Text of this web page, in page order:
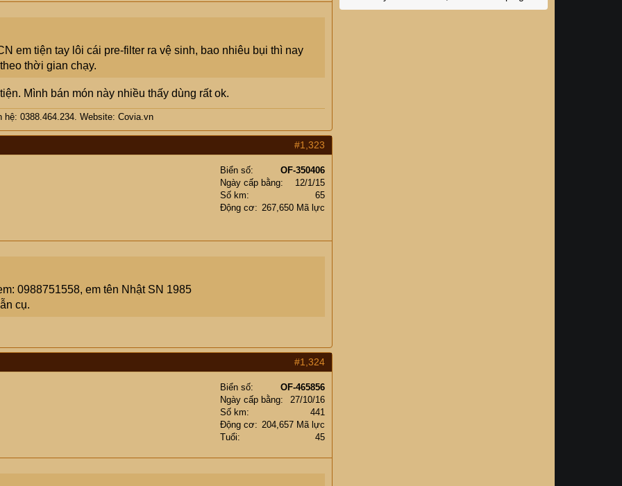
em tiện tay lôi cái pre-filter ra vệ sinh, bao nhiêu bụi thì nay
thời gian chạy.
Mình bán món này nhiều thấy dùng rất ok.
0388.464.234. Website: Covia.vn
#1,323
Biển số
OF-350406
Ngày cấp bằng
12/1/15
Số km
65
Động cơ
267,650 Mã lực
0988751558, em tên Nhật SN 1985
cụ.
#1,324
Biển số
OF-465856
Ngày cấp bằng
27/10/16
Số km
441
Động cơ
204,657 Mã lực
Tuổi
45
Naturehike 4 triệu về nhà!